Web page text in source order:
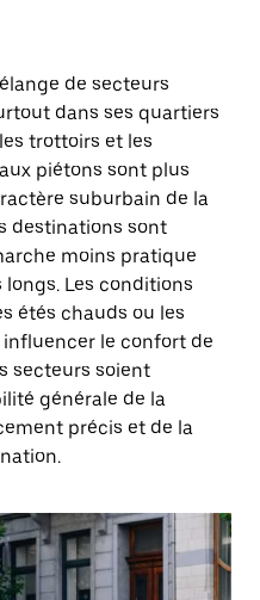
de secteurs
dans ses quartiers
trottoirs et les
piétons sont plus
suburbain de la
destinations sont
moins pratique
Les conditions
étés chauds ou les
le confort de
secteurs soient
générale de la
précis et de la